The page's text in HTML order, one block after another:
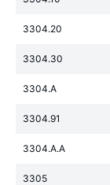
3304.20
3304.30
3304.A
3304.91
3304.A.A
3305